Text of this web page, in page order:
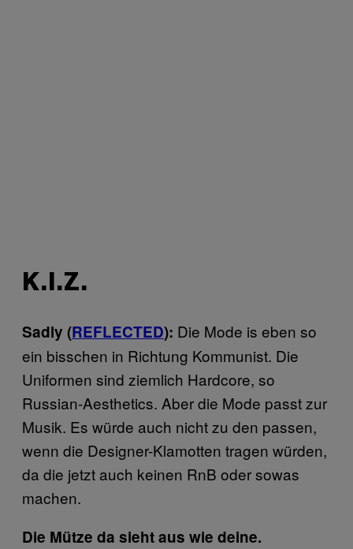
K.I.Z.
Sadly (REFLECTED): Die Mode is eben so
ein bisschen in Richtung Kommunist. Die
Uniformen sind ziemlich Hardcore, so
Russian-Aesthetics. Aber die Mode passt zur
Musik. Es würde auch nicht zu den passen,
wenn die Designer-Klamotten tragen würden,
da die jetzt auch keinen RnB oder sowas
machen.
Die Mütze da sieht aus wie deine.